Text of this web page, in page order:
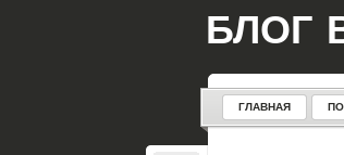
БЛОГ
ГЛАВНАЯ